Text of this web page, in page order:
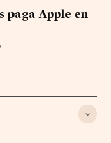
paga Apple en